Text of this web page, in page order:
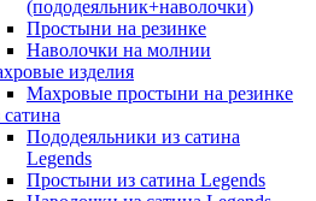
(пододеяльник+наволочки)
Простыни на резинке
Наволочки на молнии
изделия
Махровые простыни на резинке
Пододеяльники из сатина
Legends
Простыни из сатина Legends